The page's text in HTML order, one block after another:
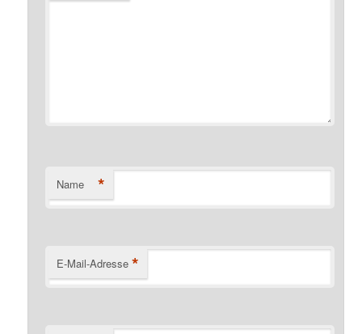
Name *
E-Mail-Adresse *